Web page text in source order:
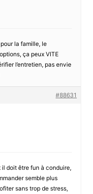
la famille, le
ça peux VITE
l’entretien, pas envie
#88631
il doit être fun à conduire,
semble plus
sans trop de stress,